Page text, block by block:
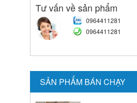
Tư vấn về sản phẩm
0964411281
0964411281
SẢN PHẨM BÁN CHẠY